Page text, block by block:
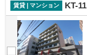
賃貸 | マンション
KT-11